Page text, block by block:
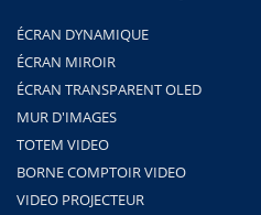
ÉCRAN DYNAMIQUE
ÉCRAN MIROIR
ÉCRAN TRANSPARENT OLED
MUR D'IMAGES
TOTEM VIDEO
BORNE COMPTOIR VIDEO
VIDEO PROJECTEUR